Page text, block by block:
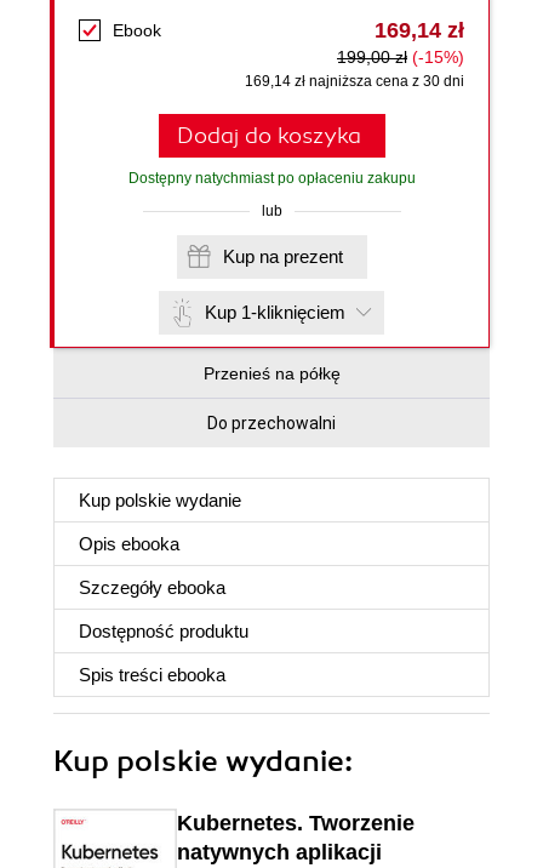
Ebook 169,14 zł
199,00 zł (-15%)
169,14 zł najniższa cena z 30 dni
Dodaj do koszyka
Dostępny natychmiast po opłaceniu zakupu
lub
Kup na prezent
Kup 1-kliknięciem
Przenieś na półkę
Do przechowalni
Kup polskie wydanie
Opis ebooka
Szczegóły ebooka
Dostępność produktu
Spis treści ebooka
Kup polskie wydanie:
Kubernetes. Tworzenie
natywnych aplikacji